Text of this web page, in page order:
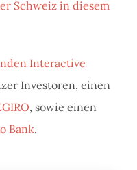
Schweiz in diesem
Interactive
Investoren, einen
, sowie einen
Bank.